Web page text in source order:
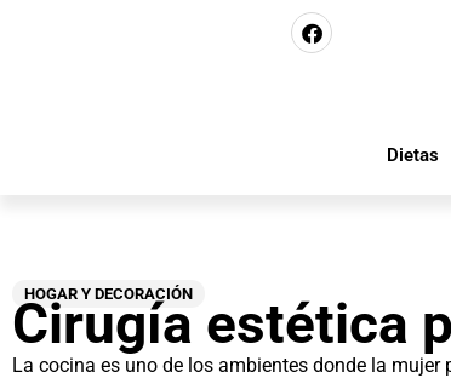
Dietas
HOGAR Y DECORACIÓN
Cirugía estética
La cocina es uno de los ambientes donde la mujer